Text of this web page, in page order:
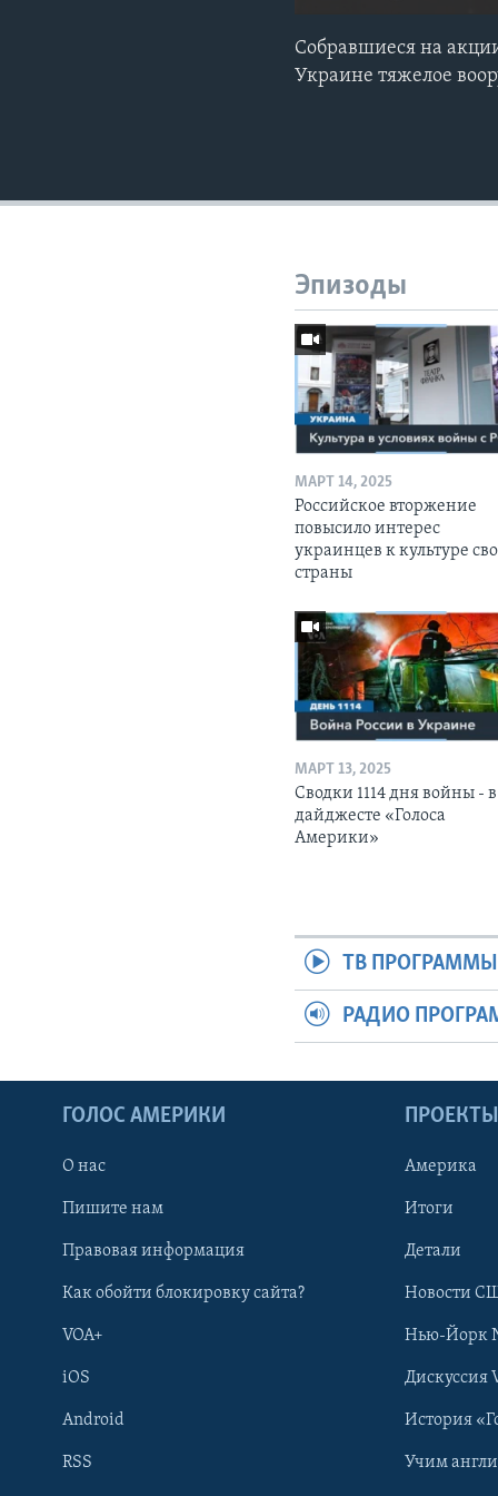
Собравшиеся на
Украине тяжелое
Эпизоды
МАРТ 14, 2025
Российское вторжение
повысило интерес
украинцев к культуре
страны
МАРТ 13, 2025
Сводки 1114 дня войны - в
дайджесте «Голоса
Америки»
ТВ ПРОГРАММЫ
РАДИО
ГОЛОС АМЕРИКИ
О нас
Пишите нам
Правовая информация
Как обойти блокировку сайта?
VOA+
iOS
Android
RSS
ПРОЕКТЫ
Америка
Итоги
Детали
Новости
Нью-Йорк
Дискуссия
История
Учим